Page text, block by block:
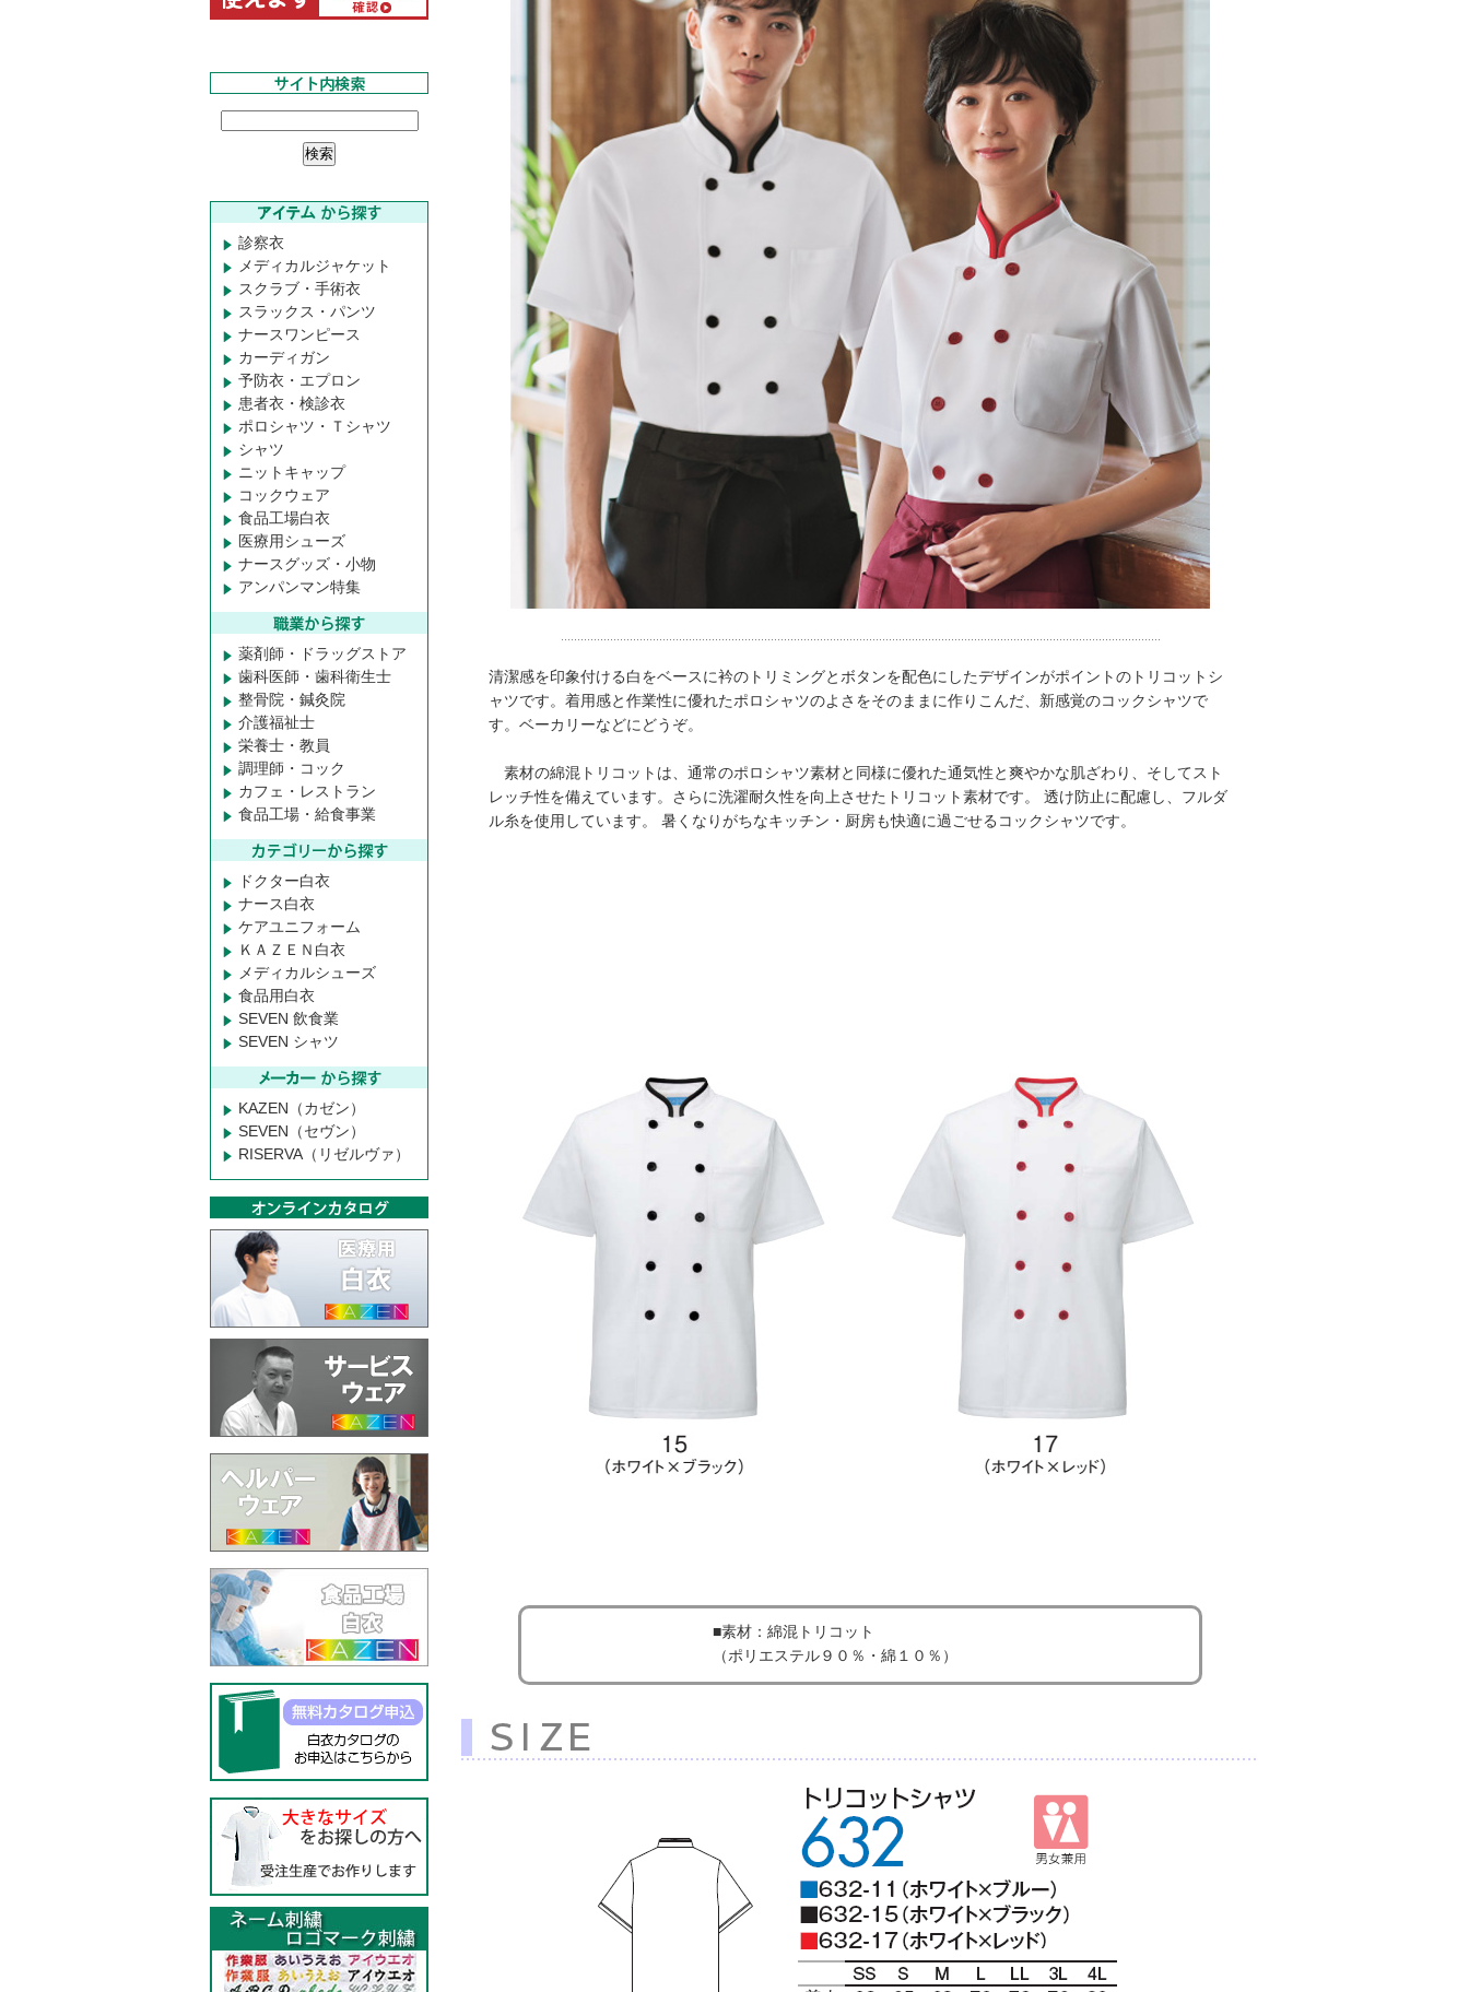
清潔感を印象付ける白をベースに衿のトリミングとボタンを配色にしたデザインがポイントのトリコットシ
ャツです。着用感と作業性に優れたポロシャツのよさをそのままに作りこんだ、新感覚のコックシャツで
す。ベーカリーなどにどうぞ。
素材の綿混トリコットは、通常のポロシャツ素材と同様に優れた通気性と爽やかな肌ざわり、そしてスト
レッチ性を備えています。さらに洗濯耐久性を向上させたトリコット素材です。 透け防止に配慮し、フルダ
ル糸を使用しています。 暑くなりがちなキッチン・厨房も快適に過ごせるコックシャツです。
■素材：綿混トリコット
（ポリエステル９０％・綿１０％）
診察衣
メディカルジャケット
スクラブ・手術衣
スラックス・パンツ
ナースワンピース
カーディガン
予防衣・エプロン
患者衣・検診衣
ポロシャツ・Ｔシャツ
シャツ
ニットキャップ
コックウェア
食品工場白衣
医療用シューズ
ナースグッズ・小物
アンパンマン特集
薬剤師・ドラッグストア
歯科医師・歯科衛生士
整骨院・鍼灸院
介護福祉士
栄養士・教員
調理師・コック
カフェ・レストラン
食品工場・給食事業
ドクター白衣
ナース白衣
ケアユニフォーム
ＫＡＺＥＮ白衣
メディカルシューズ
食品用白衣
SEVEN 飲食業
SEVEN シャツ
KAZEN（カゼン）
SEVEN（セヴン）
RISERVA（リゼルヴァ）